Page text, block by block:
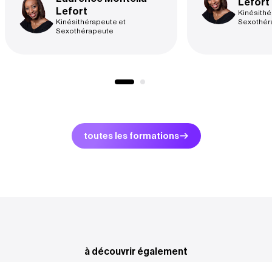
Lefort
Kinésithérapeute et
Sexothérapeute
Lefort
toutes les formations
à découvrir également